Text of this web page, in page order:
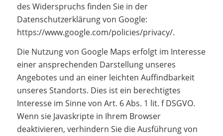
des Widerspruchs finden Sie in der
Datenschutzerklärung von Google:
https://www.google.com/policies/privacy/.
Die Nutzung von Google Maps erfolgt im Interesse
einer ansprechenden Darstellung unseres
Angebotes und an einer leichten Auffindbarkeit
unseres Standorts. Dies ist ein berechtigtes
Interesse im Sinne von Art. 6 Abs. 1 lit. f DSGVO.
Wenn sie Javaskripte in Ihrem Browser
deaktivieren, verhindern Sie die Ausführung von